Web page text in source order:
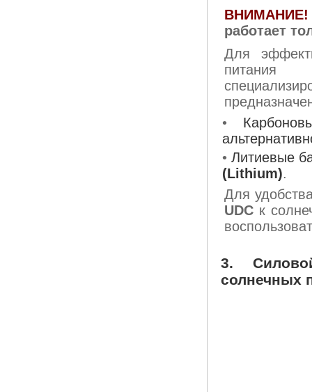
ВНИМАНИЕ!
работает
Для
питания
•
• Литиевые
(Lithium).
Для
UDC к
3.
солнечных